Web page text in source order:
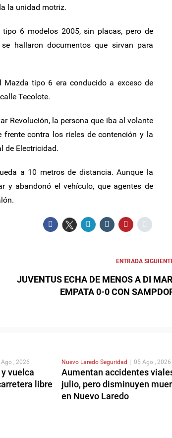
la unidad motriz.
6 modelos 2005, sin placas, pero de
hallaron documentos que sirvan para
Mazda tipo 6 era conducido a exceso de
Tecolote.
Revolución, la persona que iba al volante
contra los rieles de contención y la
de Electricidad.
a 10 metros de distancia. Aunque la
y abandonó el vehículo, que agentes de
ENTRADA
JUVENTUS ECHA DE MENOS A DI
EMPATA 0-0 CON
, 2026
vuelca
libre
Nuevo Laredo Seguridad 05 Ago , 2026
Aumentan accidentes
julio, pero disminuyen
en Nuevo Laredo